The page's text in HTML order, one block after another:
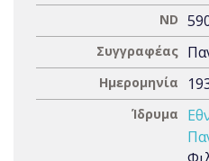
ND
Συγγραφέας
Ημερομηνία
Ίδρυμα